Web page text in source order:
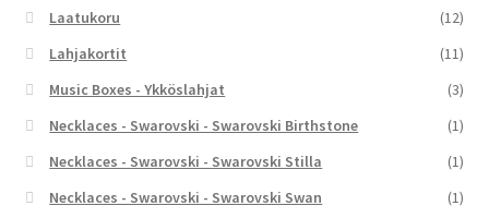
Laatukoru
(12)
Lahjakortit
(11)
Music Boxes - Ykköslahjat
(3)
Necklaces - Swarovski - Swarovski Birthstone
(1)
Necklaces - Swarovski - Swarovski Stilla
(1)
Necklaces - Swarovski - Swarovski Swan
(1)